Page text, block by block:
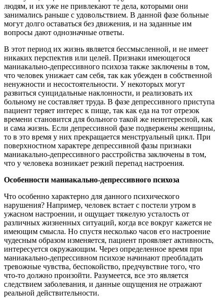
людям, и их уже не привлекают те дела, которыми они
занимались раньше с удовольствием. В данной фазе больные
могут долго оставаться без движения, и на заданные им
вопросы дают однозначные ответы.
В этот период их жизнь является бессмысленной, и не имеет
никаких перспектив или целей. Признаки имеющегося
маниакально-депрессивного психоза также заключены в том,
что человек унижает сам себя, так как убежден в собственной
ненужности и несостоятельности. У некоторых могут
развиться суицидальные наклонности, и реализовать их
больному не составляет труда. В фазе депрессивного приступа
пациент теряет интерес к пище, так как еда на тот отрезок
времени становится для больного такой же неинтересной, как
и сама жизнь. Если депрессивной фазе подвержены женщины,
то в это время у них прекращается менструальный цикл. При
поверхностном характере депрессивной фазы признаки
маниакально-депрессивного расстройства заключены в том,
что у человека возникает резкий перепад настроения.
Особенности маниакально-депрессивного психоза
Что особенно характерно для данного психического
нарушения? Например, человек встает с постели утром в
ужасном настроении, и ощущает тяжелую усталость от
различных жизненных ситуаций, когда все вокруг кажется не
имеющим смысла. Но спустя несколько часов его настроение
чудесным образом изменяется, пациент проявляет активность,
интересуется окружающим. Через определенное время при
маниакально-депрессивном психозе начинают преобладать
тревожные чувства, беспокойство, предчувствие того, что
что-то должно произойти. Разумеется, все это является
следствием заболевания, и данные ощущения не отражают
реальной действительности.